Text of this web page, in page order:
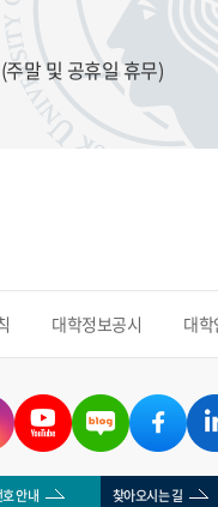
말 및 공휴일 휴무)
대학정보공시 대
안내 찾아오시는 길